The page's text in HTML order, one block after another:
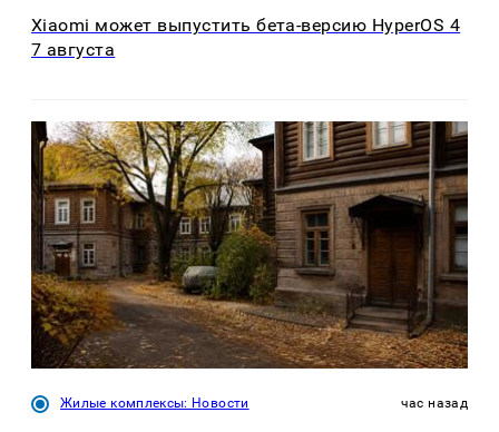
Xiaomi может выпустить бета-версию HyperOS 4
7 августа
Жилые комплексы: Новости час назад